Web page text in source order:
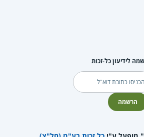
לידיעון כל-זכות
הרשמה